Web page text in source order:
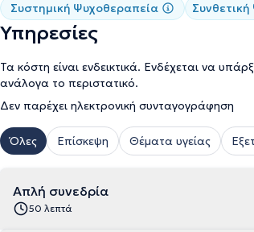
Συστημική Ψυχοθεραπεία
Υπηρεσίες
Τα κόστη είναι ενδεικτικά. Ενδέχεται να
ανάλογα το περιστατικό.
Δεν παρέχει ηλεκτρονική συνταγογράφηση
Όλες Επίσκεψη Θέματα υγείας
Απλή συνεδρία
50 λεπτά